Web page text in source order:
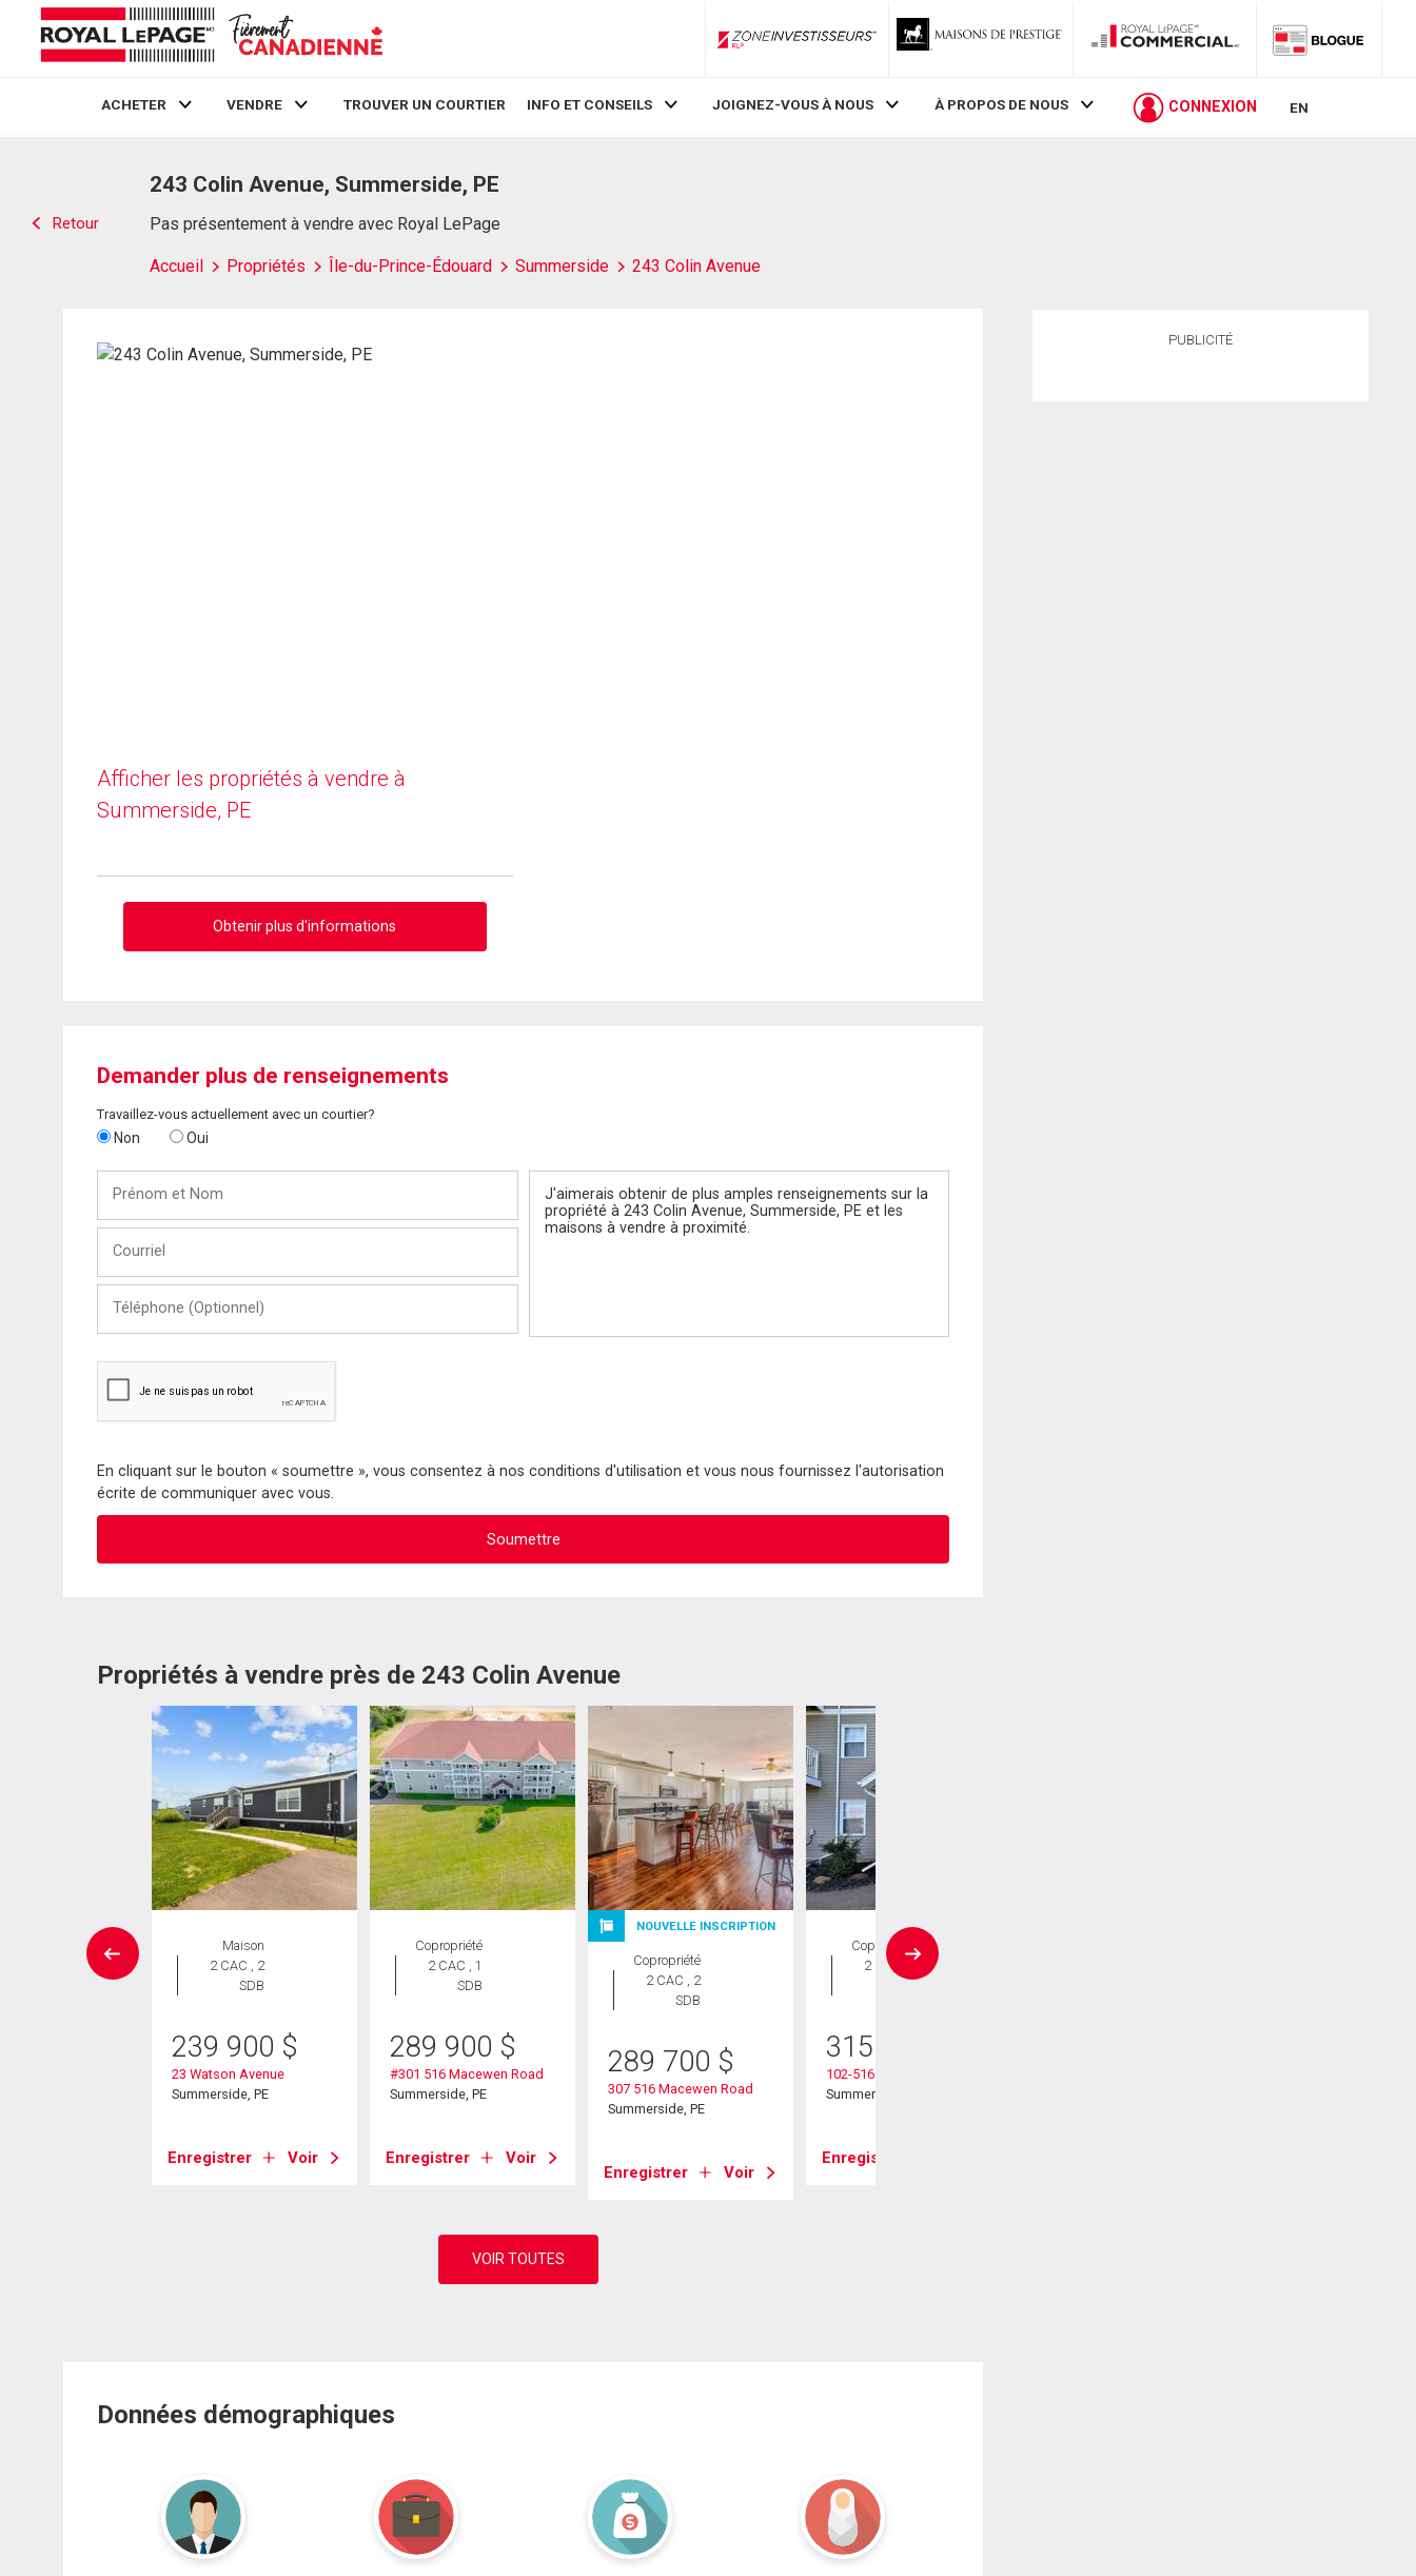
ZoneInvestisseurs RLP
ACHETER VENDRE TROUVER UN COURTIER INFO ET CONSEILS JOIGNEZ-VOUS À NOUS À PROPOS DE NOUS CONNEXION EN
Retour
243 Colin Avenue, Summerside, PE
Pas présentement à vendre avec Royal LePage
Accueil Propriétés Île-du-Prince-Édouard Summerside 243 Colin Avenue
Afficher les propriétés à vendre à
Summerside, PE
Obtenir plus d'informations
Demander plus de renseignements
Travaillez-vous actuellement avec un courtier?
Non Oui
Nom
(Optionnel)
En cliquant sur le bouton « soumettre », vous consentez à nos conditions d'utilisation et vous nous fournissez l'autorisation
écrite de communiquer avec vous.
Propriétés à vendre près de 243 Colin Avenue
Maison
2 CAC , 2
SDB
239 900 $
23 Watson Avenue
Summerside, PE
Enregistrer Voir
Copropriété
2 CAC , 1
SDB
289 900 $
#301 516 Macewen Road
Summerside, PE
Enregistrer Voir
NOUVELLE INSCRIPTION
Copropriété
2 CAC , 2
SDB
289 700 $
307 516 Macewen Road
Summerside, PE
Enregistrer Voir
Copropriété
2 CAC , 2
315 000
102-516 Macewen Road
Summerside, PE
Enregistrer
Données démographiques
PUBLICITÉ